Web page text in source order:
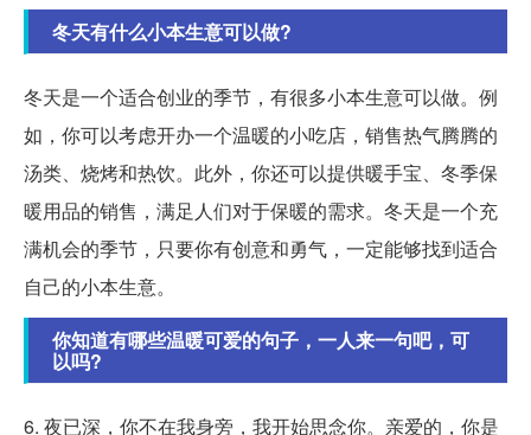
冬天有什么小本生意可以做?
冬天是一个适合创业的季节，有很多小本生意可以做。例
如，你可以考虑开办一个温暖的小吃店，销售热气腾腾的
汤类、烧烤和热饮。此外，你还可以提供暖手宝、冬季保
暖用品的销售，满足人们对于保暖的需求。冬天是一个充
满机会的季节，只要你有创意和勇气，一定能够找到适合
自己的小本生意。
你知道有哪些温暖可爱的句子，一人来一句吧，可
以吗?
6. 夜已深，你不在我身旁，我开始思念你。亲爱的，你是